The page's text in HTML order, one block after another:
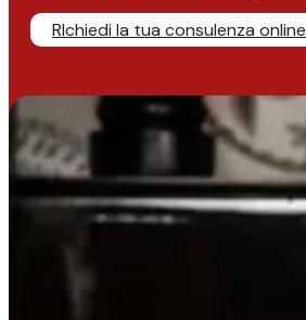
RIchiedi la tua consulenza online